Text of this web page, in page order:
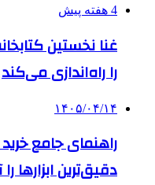
4 هفته پیش
غنا نخستین
را راه‌اندازی می‌کند
۱۴۰۵/۰۴/۱۴
راهنمای جامع
دقیق‌ترین ابزارها را